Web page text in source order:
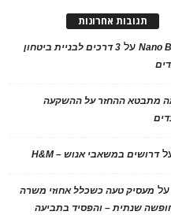
תגובות אחרונות
Nanoעל
3 דרכים לבניית ביטחון
מתבטא ההחזר על ההשקעה
דרושים במשאבי אנוש – H&M
על מעסיק טעה כשכלל אחוזי משרה
שנתית – והפסיד בתביעה